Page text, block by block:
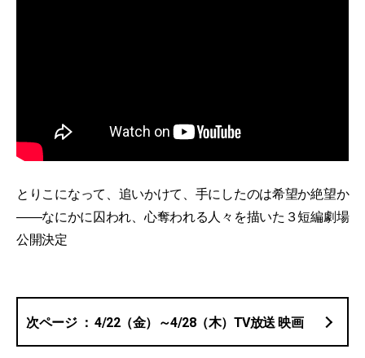
とりこになって、追いかけて、手にしたのは希望か絶望か
――なにかに囚われ、心奪われる人々を描いた３短編劇場
公開決定
4/22（金）～4/28（木）TV放送 映画